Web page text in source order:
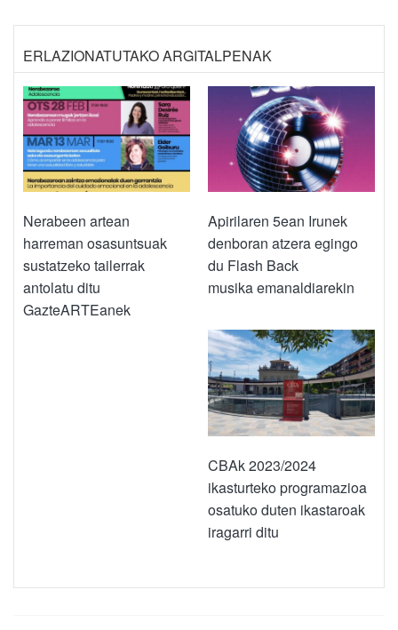
ERLAZIONATUTAKO ARGITALPENAK
Nerabeen artean
harreman osasuntsuak
sustatzeko tailerrak
antolatu ditu
GazteARTEanek
Apirilaren 5ean Irunek
denboran atzera egingo
du Flash Back
musika emanaldiarekin
CBAk 2023/2024
ikasturteko programazioa
osatuko duten ikastaroak
iragarri ditu